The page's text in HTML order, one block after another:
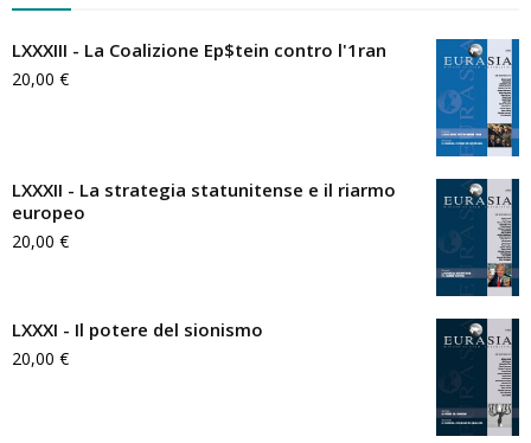
LXXXIII - La Coalizione Ep$tein contro l'1ran
20,00 €
LXXXII - La strategia statunitense e il riarmo
europeo
20,00 €
LXXXI - Il potere del sionismo
20,00 €